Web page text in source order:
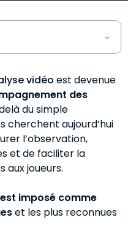
?
analyse vidéo
usages
main de Dartfish
?
vidéo est devenue
des
du simple
cherchent aujourd’hui
l’observation,
et de faciliter la
aux joueurs.
imposé comme
et les plus reconnues